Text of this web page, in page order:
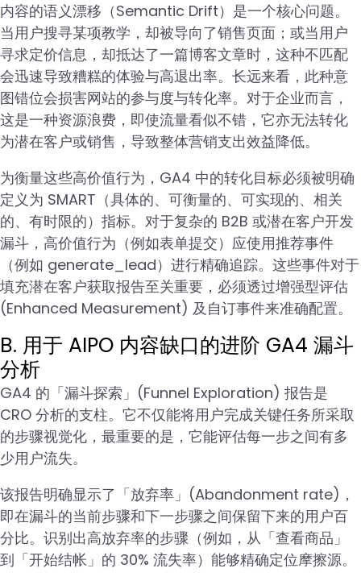
内容的语义漂移（Semantic Drift）是一个核心问题。
当用户搜寻某项教学，却被导向了销售页面；或当用户
寻求定价信息，却抵达了一篇博客文章时，这种不匹配
会迅速导致糟糕的体验与高退出率。长远来看，此种意
图错位会损害网站的参与度与转化率。对于企业而言，
这是一种资源浪费，即使流量看似不错，它亦无法转化
为潜在客户或销售，导致整体营销支出效益降低。
为衡量这些高价值行为，GA4 中的转化目标必须被明确
定义为 SMART（具体的、可衡量的、可实现的、相关
的、有时限的）指标。对于复杂的 B2B 或潜在客户开发
漏斗，高价值行为（例如表单提交）应使用推荐事件
（例如 generate_lead）进行精确追踪。这些事件对于
填充潜在客户获取报告至关重要，必须透过增强型评估
(Enhanced Measurement) 及自订事件来准确配置。
B. 用于 AIPO 内容缺口的进阶 GA4 漏斗
分析
GA4 的「漏斗探索」(Funnel Exploration) 报告是
CRO 分析的支柱。它不仅能将用户完成关键任务所采取
的步骤视觉化，最重要的是，它能评估每一步之间有多
少用户流失。
该报告明确显示了「放弃率」(Abandonment rate)，
即在漏斗的当前步骤和下一步骤之间保留下来的用户百
分比。识别出高放弃率的步骤（例如，从「查看商品」
到「开始结帐」的 30% 流失率）能够精确定位摩擦源。